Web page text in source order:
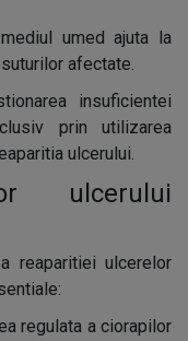
umed ajuta la
afectate.
insuficientei
prin utilizarea
ulcerului.
ulcerului
reaparitiei ulcerelor
regulata a ciorapilor